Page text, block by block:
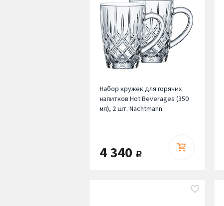
Набор кружек для горячих
напитков Hot Beverages (350
мл), 2 шт. Nachtmann
4 340 руб.